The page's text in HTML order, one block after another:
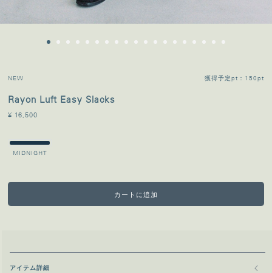
NEW 獲得予定pt：150pt
Rayon Luft Easy Slacks
¥ 16,500
MIDNIGHT
カートに追加
アイテム詳細